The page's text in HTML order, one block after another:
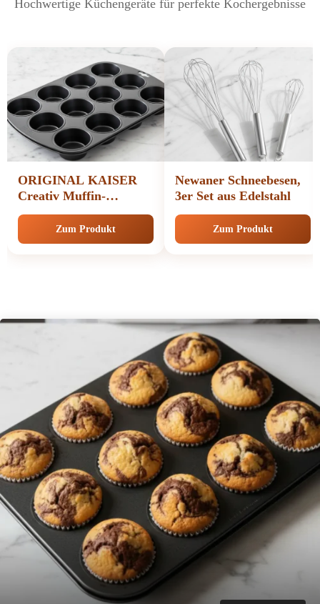
Hochwertige Küchengeräte für perfekte Kochergebnisse
ORIGINAL KAISER
Creativ Muffin-
Backform
Zum Produkt
Newaner Schneebesen,
3er Set aus Edelstahl
Zum Produkt